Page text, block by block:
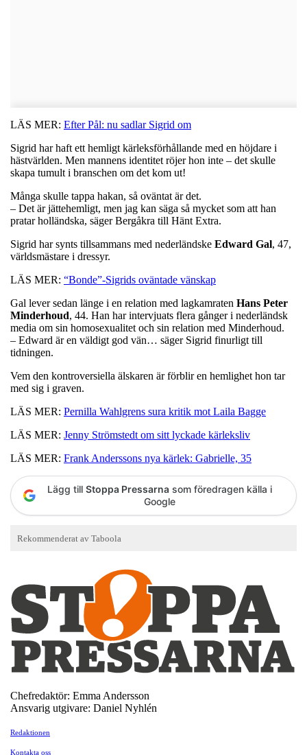
LÄS MER: Efter Pål: nu sadlar Sigrid om
Sigrid har haft ett hemligt kärleksförhållande med en höjdare i
hästvärlden. Men mannens identitet röjer hon inte – det skulle
skapa tumult i branschen om det kom ut!
Många skulle tappa hakan, så oväntat är det.
– Det är jättehemligt, men jag kan säga så mycket som att han
pratar holländska, säger Bergåkra till Hänt Extra.
Sigrid har synts tillsammans med nederländske Edward Gal, 47,
världsmästare i dressyr.
LÄS MER: “Bonde”-Sigrids oväntade vänskap
Gal lever sedan länge i en relation med lagkamraten Hans Peter
Minderhoud, 44. Han har intervjuats flera gånger i nederländsk
media om sin homosexualitet och sin relation med Minderhoud.
– Edward är en väldigt god vän… säger Sigrid finurligt till
tidningen.
Vem den kontroversiella älskaren är förblir en hemlighet hon tar
med sig i graven.
LÄS MER: Pernilla Wahlgrens sura kritik mot Laila Bagge
LÄS MER: Jenny Strömstedt om sitt lyckade kärleksliv
LÄS MER: Frank Anderssons nya kärlek: Gabrielle, 35
Lägg till Stoppa Pressarna som föredragen källa i
Google
Chefredaktör: Emma Andersson
Ansvarig utgivare: Daniel Nyhlén
Redaktionen
Kontakta oss